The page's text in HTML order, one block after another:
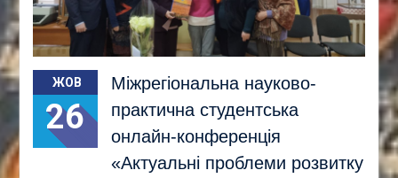
ЖОВ
26
Міжрегіональна науково-
практична студентська
онлайн-конференція
«Актуальні проблеми розвитку